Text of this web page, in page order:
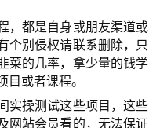
，都是自身或朋友渠道或
个别侵权请联系删除，只
菜的几率，拿少量的钱学
或者课程。
实操测试这些项目，这些
网站会员看的，无法保证